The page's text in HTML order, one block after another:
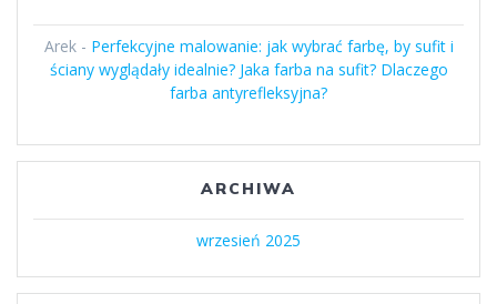
Arek- Perfekcyjne malowanie: jak wybrać farbę, by sufit i
ściany wyglądały idealnie? Jaka farba na sufit? Dlaczego
farba antyrefleksyjna?
ARCHIWA
wrzesień 2025